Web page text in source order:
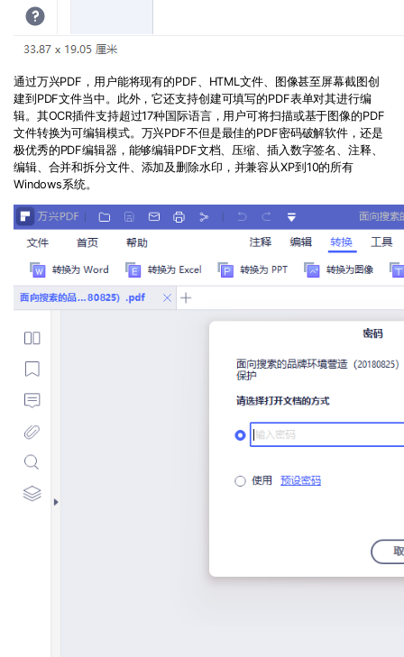
通过万兴PDF ，用户能将现有的PDF、 HTML文件、图像甚至屏幕截图创
建到 PDF文件当中。此外，它还支持创建可填写的PDF表单对其进行编
辑。其OCR插件支持超过17种国际语言，用户可将扫描或基于图像的PDF
文件转换为可编辑模式。 万兴PDF不但是最佳的PDF密码破解软件，还是
极优秀的PDF编辑器，能够编辑PDF文档、压缩、插入数字签名、注释、
编辑、合并和拆分文件、添加及删除水印，并兼容从XP到 10的所有
Windows系统。